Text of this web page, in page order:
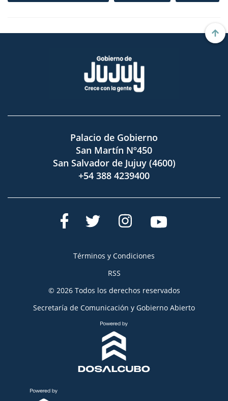
Palacio de Gobierno
San Martín Nº450
San Salvador de Jujuy (4600)
+54 388 4239400
Términos y Condiciones
RSS
© 2026 Todos los derechos reservados
Secretaría de Comunicación y Gobierno Abierto